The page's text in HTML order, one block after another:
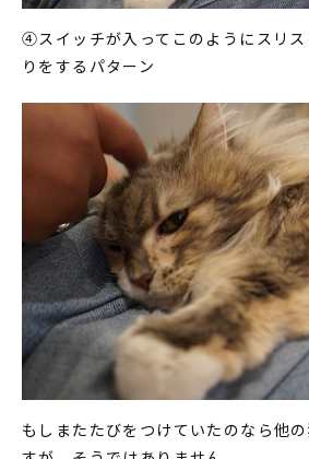
④スイッチが入ってこのようにスリ
りをするパターン
もしまたたびをつけていたのなら他